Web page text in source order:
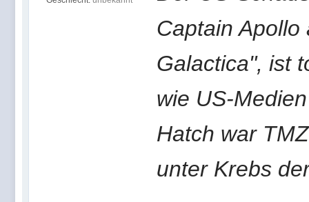
Captain
Galactica", ist
wie US-
Hatch war
unter Krebs